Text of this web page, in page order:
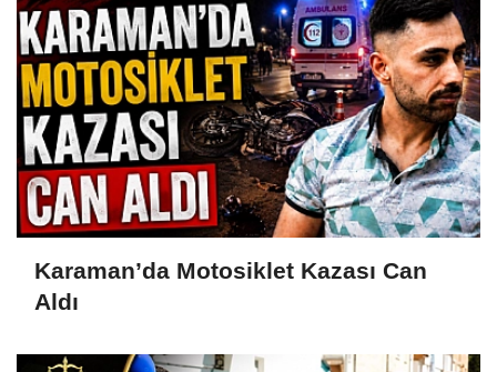
Karaman’da Motosiklet Kazası Can
Aldı